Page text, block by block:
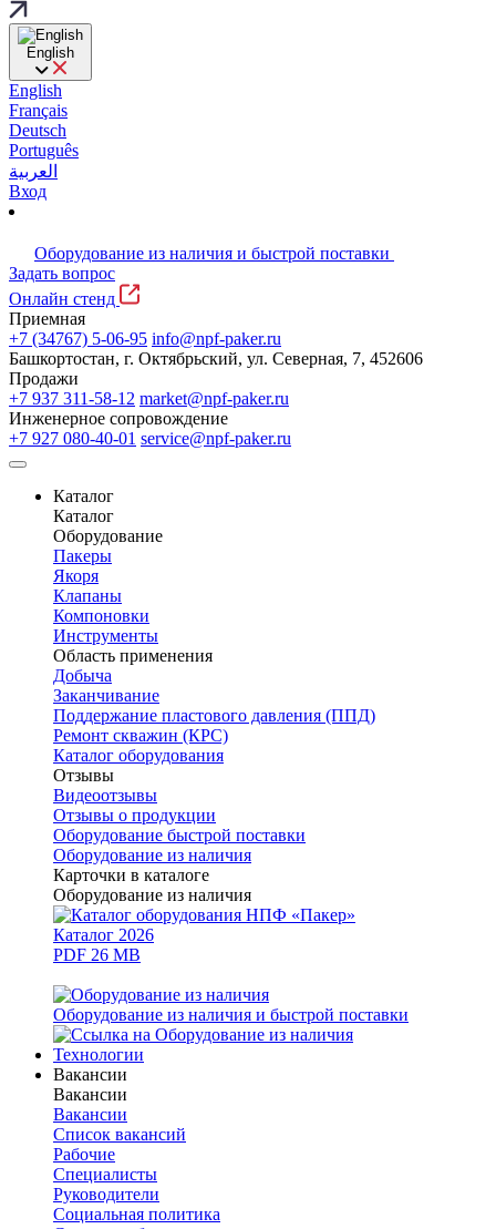
English
English
Français
Deutsch
Português
العربية
Вход
Оборудование из наличия и быстрой поставки
Задать вопрос
Онлайн стенд
Приемная
+7 (34767) 5-06-95 info@npf-paker.ru
Башкортостан, г. Октябрьский, ул. Северная, 7, 452606
Продажи
+7 937 311-58-12 market@npf-paker.ru
Инженерное сопровождение
+7 927 080-40-01 service@npf-paker.ru
Каталог
Каталог
Оборудование
Пакеры
Якоря
Клапаны
Компоновки
Инструменты
Область применения
Добыча
Заканчивание
Поддержание пластового давления (ППД)
Ремонт скважин (КРС)
Каталог оборудования
Отзывы
Видеоотзывы
Отзывы о продукции
Оборудование быстрой поставки
Оборудование из наличия
Карточки в каталоге
Оборудование из наличия
Каталог 2026
PDF 26 MB
Оборудование из наличия и быстрой поставки
Технологии
Вакансии
Вакансии
Вакансии
Список вакансий
Рабочие
Специалисты
Руководители
Cоциальная политика